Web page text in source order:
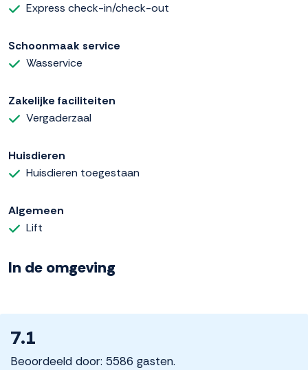
Express check-in/check-out
Schoonmaak service
Wasservice
Zakelijke faciliteiten
Vergaderzaal
Huisdieren
Huisdieren toegestaan
Algemeen
Lift
In de omgeving
7.1
Beoordeeld door: 5586 gasten.